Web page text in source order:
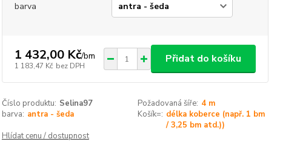
barva
1 432,00 Kč/bm
1 183,47 Kč bez DPH
Přidat do košíku
Číslo produktu: Selina97 Požadovaná šíře: 4 m
barva: antra - šeda Košík=: délka koberce (např. 1 bm
/ 3,25 bm atd.))
Hlídat cenu / dostupnost